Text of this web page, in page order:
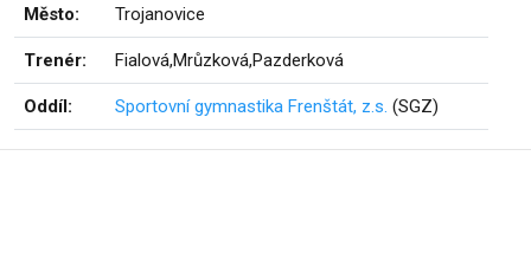
Město: Trojanovice
Trenér: Fialová,Mrůzková,Pazderková
Oddíl: Sportovní gymnastika Frenštát, z.s. (SGZ)